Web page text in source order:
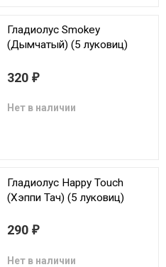
Гладиолус Smokey
(Дымчатый) (5 луковиц)
320 ₽
Нет в наличии
Гладиолус Happy Touch
(Хэппи Тач) (5 луковиц)
290 ₽
Нет в наличии